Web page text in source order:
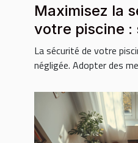
Maximisez la
votre piscine :
essentielles ?
La sécurité de votre
négligée. Adopter des